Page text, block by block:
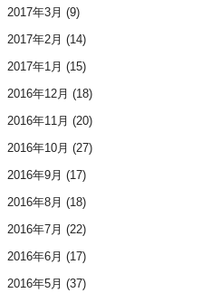
2017年3月 (9)
2017年2月 (14)
2017年1月 (15)
2016年12月 (18)
2016年11月 (20)
2016年10月 (27)
2016年9月 (17)
2016年8月 (18)
2016年7月 (22)
2016年6月 (17)
2016年5月 (37)